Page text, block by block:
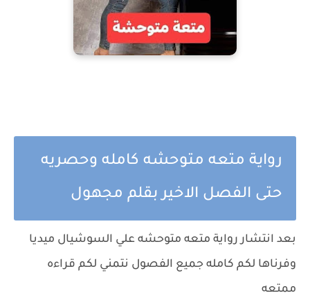
رواية متعه متوحشه كامله وحصريه
حتى الفصل الاخير بقلم مجهول
بعد انتشار رواية متعه متوحشه علي السوشيال ميديا
وفرناها لكم كامله جميع الفصول نتمني لكم قراءه
ممتعه